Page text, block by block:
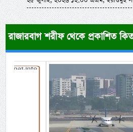
রাজারবাগ শরীফ থেকে প্রকাশিত
Previous